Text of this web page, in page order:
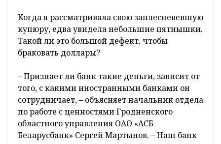
Когда я рассматривала свою заплесневевшую
купюру, едва увидела небольшие пятнышки.
Такой ли это большой дефект, чтобы
браковать доллары?
– Признает ли банк такие деньги, зависит от
того, с какими иностранными банками он
сотрудничает, – объясняет начальник отдела
по работе с ценностями Гродненского
областного управления ОАО «АСБ
Беларусбанк» Сергей Мартынов. – Наш банк